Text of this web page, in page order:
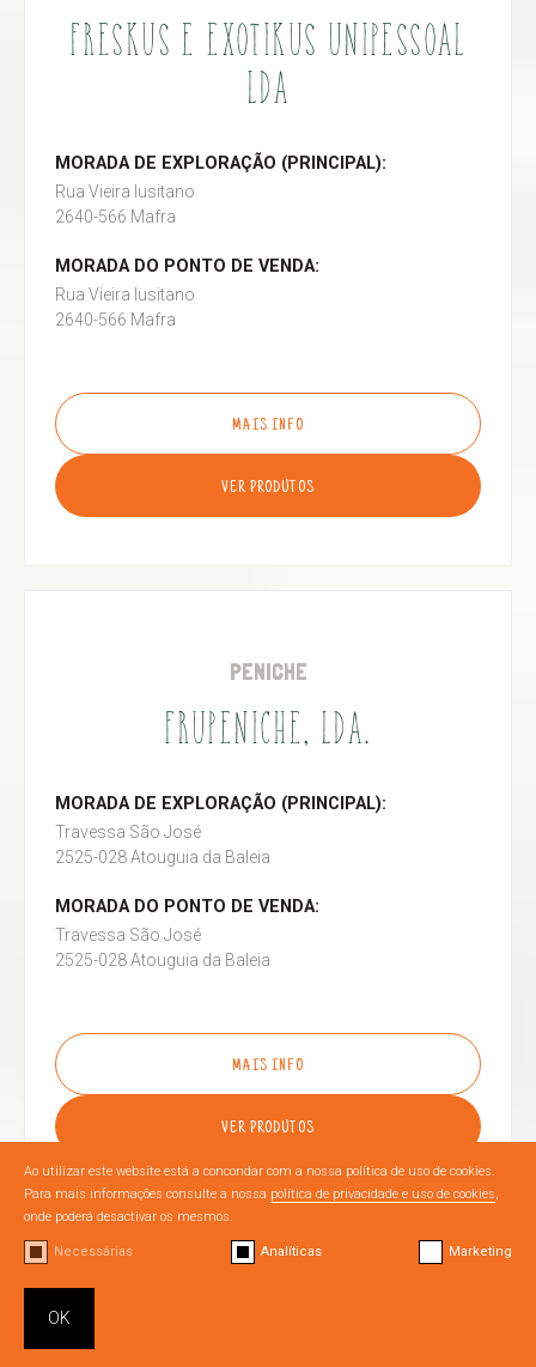
Ao utilizar este website está a concondar com a nossa política de uso de cookies.
Para mais informações consulte a nossa política de privacidade e uso de cookies,
onde poderá desactivar os mesmos.
Necessárias Analíticas Marketing
OK
FRESKUS E EXOTIKUS UNIPESSOAL
LDA
MORADA DE EXPLORAÇÃO (PRINCIPAL):
Rua Vieira lusitano
2640-566 Mafra
MORADA DO PONTO DE VENDA:
Rua Vieira lusitano
2640-566 Mafra
MAIS INFO
VER PRODUTOS
PENICHE
FRUPENICHE, LDA.
MORADA DE EXPLORAÇÃO (PRINCIPAL):
Travessa São José
2525-028 Atouguia da Baleia
MORADA DO PONTO DE VENDA:
Travessa São José
2525-028 Atouguia da Baleia
MAIS INFO
VER PRODUTOS